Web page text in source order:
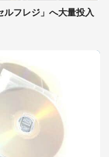
ルフレジ」へ大量投入